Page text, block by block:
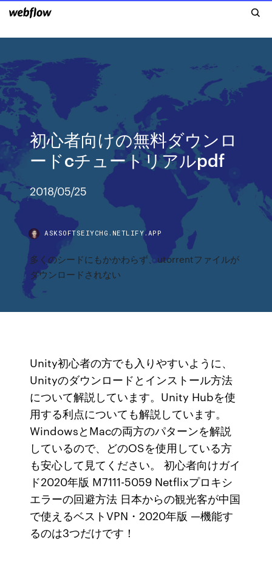
初心者向けの無料ダウンロ
ードcチュートリアルpdf
2018/05/25
ASKSOFTSEIYCHG.NETLIFY.APP
多くのシードにもかかわらず、utorrentファイルが
ダウンロードされない
Unity初心者の方でも入りやすいように、
Unityのダウンロードとインストール方法
について解説しています。Unity Hubを使
用する利点についても解説しています。
WindowsとMacの両方のパターンを解説
しているので、どのOSを使用している方
も安心して見てください。 初心者向けガイ
ド2020年版 M7111-5059 Netflixプロキシ
エラーの回避方法 日本からの観光客が中国
で使えるベストVPN・2020年版 —機能す
るのは3つだけです！